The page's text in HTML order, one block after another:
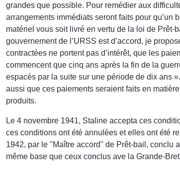
grandes que possible. Pour remédier aux
arrangements immédiats seront faits pour qu’un
matériel vous soit livré en vertu de la loi de Prêt-
gouvernement de l’URSS est d’accord, je
contractées ne portent pas d’intérêt, que les
commencent que cinq ans après la fin de la
espacés par la suite sur une période de dix ans
aussi que ces paiements seraient faits en
produits.
Le 4 novembre 1941, Staline accepta ces
ces conditions ont été annulées et elles ont été
1942, par le "Maître accord" de Prêt-bail, conclu
même base que ceux conclus ave la Grande-